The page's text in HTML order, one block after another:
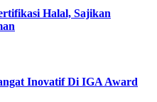
Halal, Sajikan
Inovatif Di IGA Award